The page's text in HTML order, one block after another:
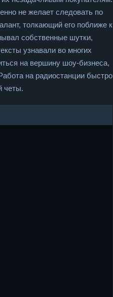
не желает следовать по
толкающий его поближе к
собственные шутки,
узнавали во многих
на вершину шоу-бизнеса,
на радиостанции быстро
четы.